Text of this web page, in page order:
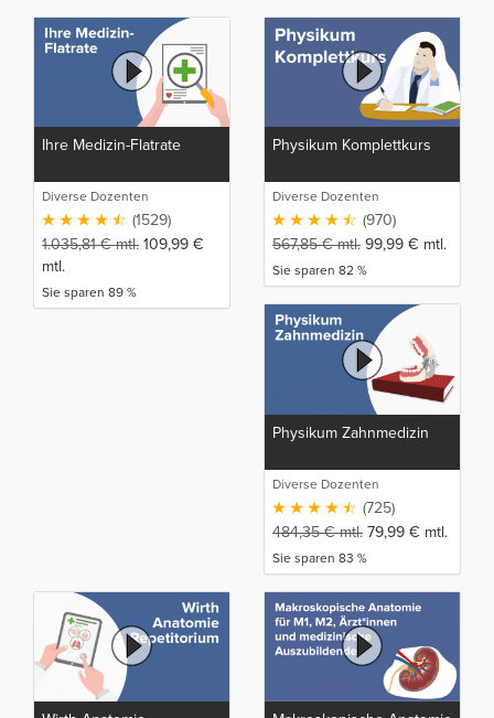
Ihre Medizin-Flatrate
Diverse Dozenten
(1529)
1.035,81€mtl. 109,99 €
mtl.
Sie sparen 89 %
Physikum Komplettkurs
Diverse Dozenten
(970)
567,85€mtl. 99,99 € mtl.
Sie sparen 82 %
Physikum Zahnmedizin
Diverse Dozenten
(725)
484,35€mtl. 79,99 € mtl.
Sie sparen 83 %